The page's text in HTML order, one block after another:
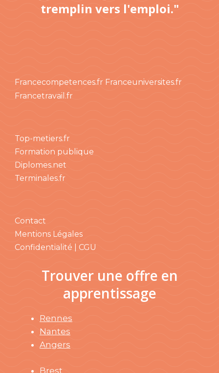
tremplin vers l'emploi."
Francecompetences.fr Franceuniversites.fr
Francetravail.fr
Top-metiers.fr
Formation publique
Diplomes.net
Terminales.fr
Contact
Mentions Légales
Confidentialité | CGU
Trouver une offre en
apprentissage
Rennes
Nantes
Angers
Brest